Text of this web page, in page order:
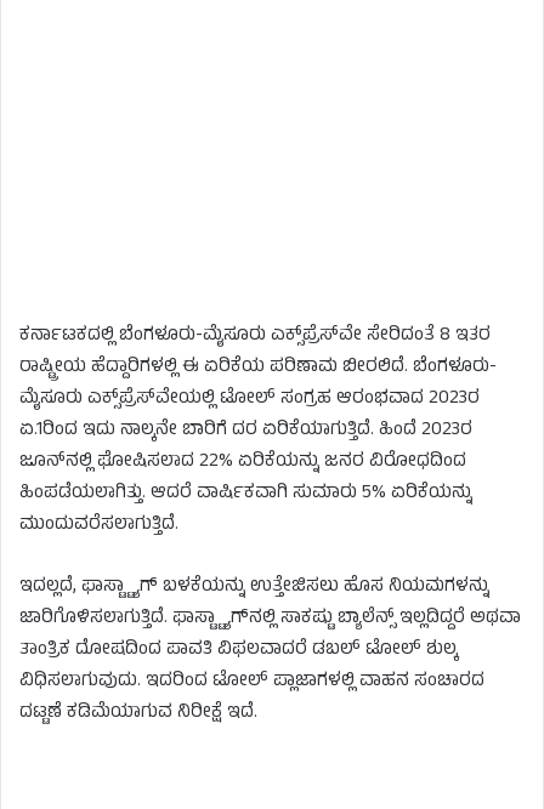
ಕರ್ನಾಟಕದಲ್ಲಿ ಬೆಂಗಳೂರು-ಮೈಸೂರು ಎಕ್ಸ್‌ಪ್ರೆಸ್‌ವೇ ಸೇರಿದಂತೆ 8 ಇತರ
ರಾಷ್ಟ್ರೀಯ ಹೆದ್ದಾರಿಗಳಲ್ಲಿ ಈ ಏರಿಕೆಯ ಪರಿಣಾಮ ಬೀರಲಿದೆ. ಬೆಂಗಳೂರು-
ಮೈಸೂರು ಎಕ್ಸ್‌ಪ್ರೆಸ್‌ವೇಯಲ್ಲಿ ಟೋಲ್ ಸಂಗ್ರಹ ಆರಂಭವಾದ 2023ರ
ಏ.1ರಿಂದ ಇದು ನಾಲ್ಕನೇ ಬಾರಿಗೆ ದರ ಏರಿಕೆಯಾಗುತ್ತಿದೆ. ಹಿಂದೆ 2023ರ
ಜೂನ್‌ನಲ್ಲಿ ಘೋಷಿಸಲಾದ 22% ಏರಿಕೆಯನ್ನು ಜನರ ವಿರೋಧದಿಂದ
ಹಿಂಪಡೆಯಲಾಗಿತ್ತು. ಆದರೆ ವಾರ್ಷಿಕವಾಗಿ ಸುಮಾರು 5% ಏರಿಕೆಯನ್ನು
ಮುಂದುವರೆಸಲಾಗುತ್ತಿದೆ.
ಇದಲ್ಲದೆ, ಫಾಸ್ಟ್ಟ್ಯಾಗ್ ಬಳಕೆಯನ್ನು ಉತ್ತೇಜಿಸಲು ಹೊಸ ನಿಯಮಗಳನ್ನು
ಜಾರಿಗೊಳಿಸಲಾಗುತ್ತಿದೆ. ಫಾಸ್ಟ್ಟ್ಯಾಗ್‌ನಲ್ಲಿ ಸಾಕಷ್ಟು ಬ್ಯಾಲೆನ್ಸ್ ಇಲ್ಲದಿದ್ದರೆ ಅಥವಾ
ತಾಂತ್ರಿಕ ದೋಷದಿಂದ ಪಾವತಿ ವಿಫಲವಾದರೆ ಡಬಲ್ ಟೋಲ್ ಶುಲ್ಕ
ವಿಧಿಸಲಾಗುವುದು. ಇದರಿಂದ ಟೋಲ್ ಪ್ಲಾಜಾಗಳಲ್ಲಿ ವಾಹನ ಸಂಚಾರದ
ದಟ್ಟಣೆ ಕಡಿಮೆಯಾಗುವ ನಿರೀಕ್ಷೆ ಇದೆ.